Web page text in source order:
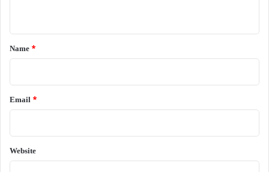
*
Name *
Email *
Website